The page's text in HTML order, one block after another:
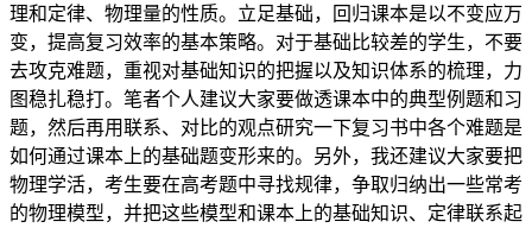
理和定律、物理量的性质。立足基础，回归课本是以不变应万
变，提高复习效率的基本策略。对于基础比较差的学生，不要
去攻克难题，重视对基础知识的把握以及知识体系的梳理，力
图稳扎稳打。笔者个人建议大家要做透课本中的典型例题和习
题，然后再用联系、对比的观点研究一下复习书中各个难题是
如何通过课本上的基础题变形来的。另外，我还建议大家要把
物理学活，考生要在高考题中寻找规律，争取归纳出一些常考
的物理模型，并把这些模型和课本上的基础知识、定律联系起